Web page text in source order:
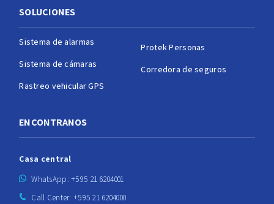
SOLUCIONES
Sistema de alarmas
Sistema de cámaras
Rastreo vehicular GPS
Protek Personas
Corredora de seguros
ENCONTRANOS
Casa central
WhatsApp: +595 21 6204001
Call Center: +595 21 6204000